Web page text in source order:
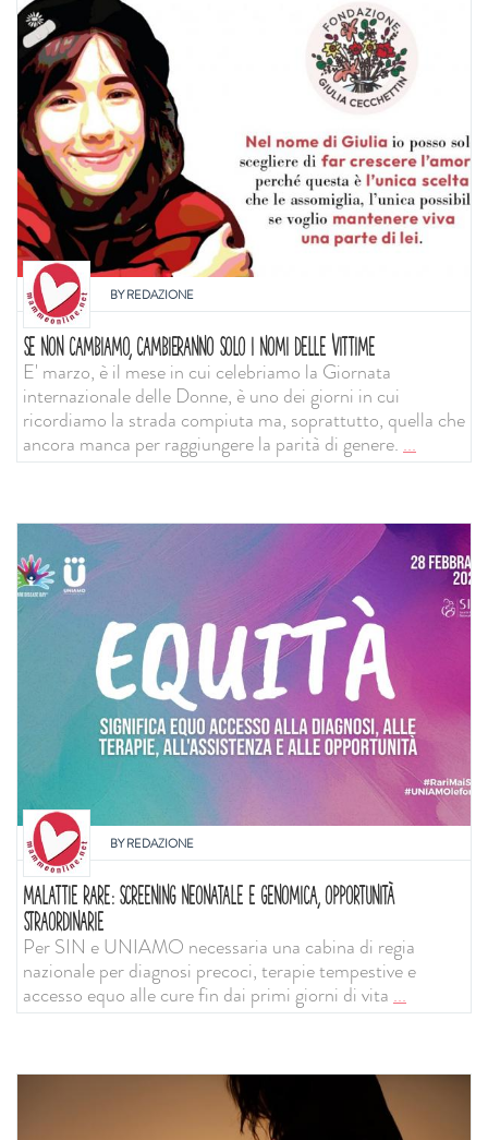
BYREDAZIONE
SE NON CAMBIAMO, CAMBIERANNO SOLO I NOMI DELLE VITTIME
E' marzo, è il mese in cui celebriamo la Giornata
internazionale delle Donne, è uno dei giorni in cui
ricordiamo la strada compiuta ma, soprattutto, quella che
ancora manca per raggiungere la parità di genere. ...
BYREDAZIONE
MALATTIE RARE: SCREENING NEONATALE E GENOMICA, OPPORTUNITÀ
STRAORDINARIE
Per SIN e UNIAMO necessaria una cabina di regia
nazionale per diagnosi precoci, terapie tempestive e
accesso equo alle cure fin dai primi giorni di vita ...